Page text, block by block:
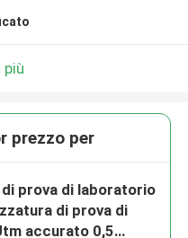
più
prezzo per
prova di laboratorio
di prova di
accurato 0,5